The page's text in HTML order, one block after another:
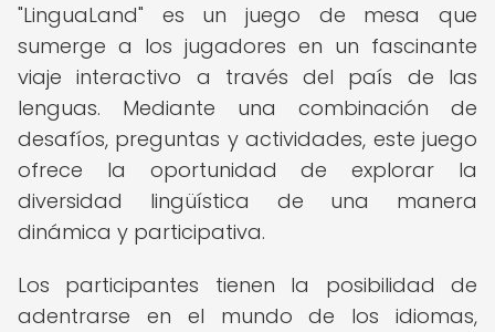
"LinguaLand" es un juego de mesa que
sumerge a los jugadores en un fascinante
viaje interactivo a través del país de las
lenguas. Mediante una combinación de
desafíos, preguntas y actividades, este juego
ofrece la oportunidad de explorar la
diversidad lingüística de una manera
dinámica y participativa.
Los participantes tienen la posibilidad de
adentrarse en el mundo de los idiomas,